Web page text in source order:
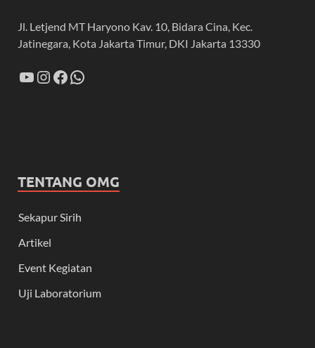
Jl. Letjend MT Haryono Kav. 10, Bidara Cina, Kec.
Jatinegara, Kota Jakarta Timur, DKI Jakarta 13330
TENTANG OMG
Sekapur Sirih
Artikel
Event Kegiatan
Uji Laboratorium